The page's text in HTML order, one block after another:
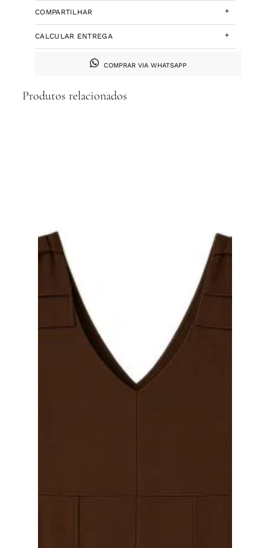
COMPARTILHAR +
CALCULAR ENTREGA +
COMPRAR VIA WHATSAPP
Produtos relacionados